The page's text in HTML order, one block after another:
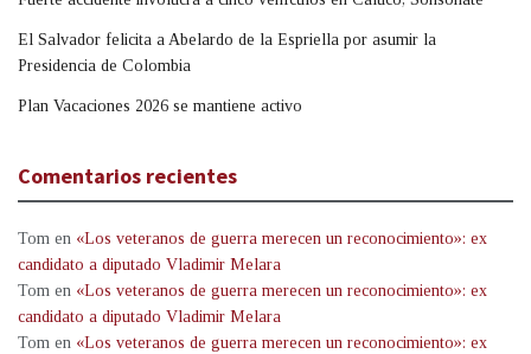
El Salvador felicita a Abelardo de la Espriella por asumir la
Presidencia de Colombia
Plan Vacaciones 2026 se mantiene activo
Comentarios recientes
Tom en «Los veteranos de guerra merecen un reconocimiento»: ex
candidato a diputado Vladimir Melara
Tom en «Los veteranos de guerra merecen un reconocimiento»: ex
candidato a diputado Vladimir Melara
Tom en «Los veteranos de guerra merecen un reconocimiento»: ex